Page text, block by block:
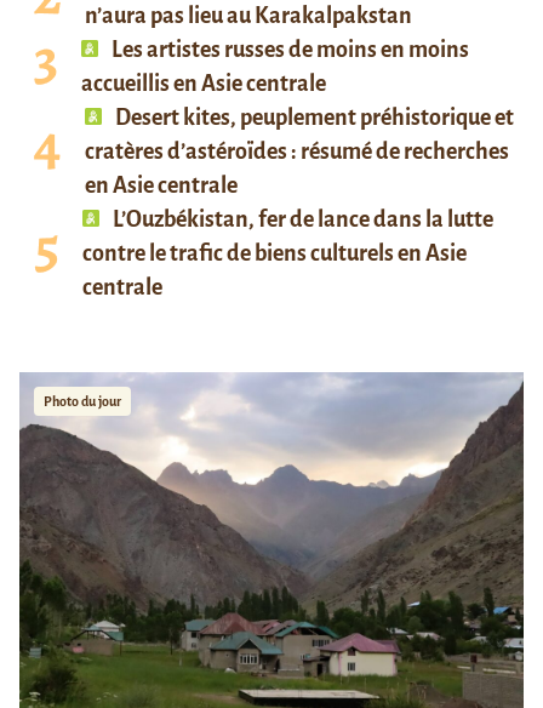
n’aura pas lieu au Karakalpakstan
Les artistes russes de moins en moins
accueillis en Asie centrale
Desert kites, peuplement préhistorique et
cratères d’astéroïdes : résumé de recherches
en Asie centrale
L’Ouzbékistan, fer de lance dans la lutte
contre le trafic de biens culturels en Asie
centrale
Photo du jour